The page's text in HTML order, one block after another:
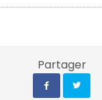
Partager